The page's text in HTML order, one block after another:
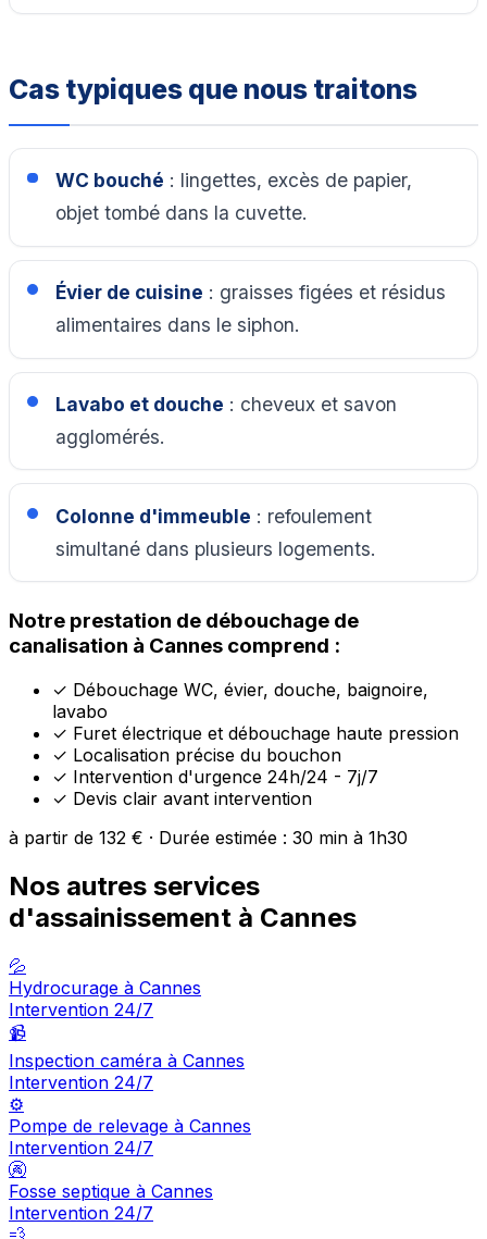
Cas typiques que nous traitons
WC bouché : lingettes, excès de papier,
objet tombé dans la cuvette.
Évier de cuisine : graisses figées et résidus
alimentaires dans le siphon.
Lavabo et douche : cheveux et savon
agglomérés.
Colonne d'immeuble : refoulement
simultané dans plusieurs logements.
Notre prestation de débouchage de
canalisation à Cannes comprend :
✓ Débouchage WC, évier, douche, baignoire,
lavabo
✓ Furet électrique et débouchage haute pression
✓ Localisation précise du bouchon
✓ Intervention d'urgence 24h/24 - 7j/7
✓ Devis clair avant intervention
à partir de 132 € · Durée estimée : 30 min à 1h30
Nos autres services
d'assainissement à Cannes
💦
Hydrocurage à Cannes
Intervention 24/7
📹
Inspection caméra à Cannes
Intervention 24/7
⚙️
Pompe de relevage à Cannes
Intervention 24/7
🚱
Fosse septique à Cannes
Intervention 24/7
💨